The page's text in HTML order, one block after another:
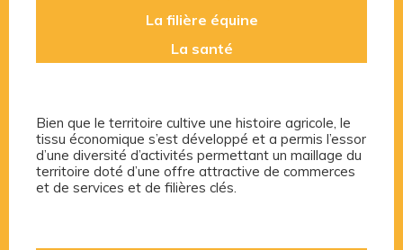
La filière équine
La santé
Bien que le territoire cultive une histoire agricole, le
tissu économique s’est développé et a permis l’essor
d’une diversité d’activités permettant un maillage du
territoire doté d’une offre attractive de commerces
et de services et de filières clés.